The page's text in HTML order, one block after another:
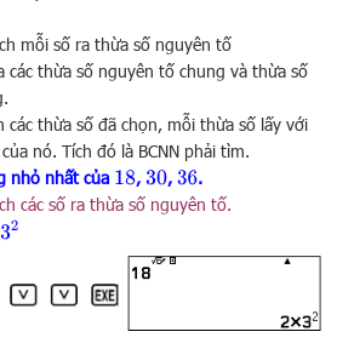
mỗi số ra thừa số nguyên tố
các thừa số nguyên tố chung và thừa số
các thừa số đã chọn, mỗi thừa số lấy với
nó. Tích đó là BCNN phải tìm.
nhỏ nhất của 18, 30, 36.
các số ra thừa số nguyên tố.